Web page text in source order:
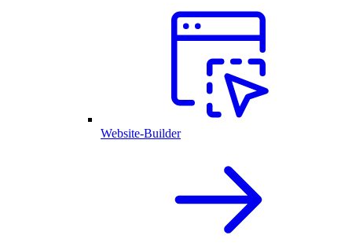
Website-Builder